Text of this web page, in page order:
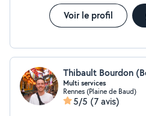
Voir le profil
Thibault Bourdon
Multi services
Rennes (Plaine de Baud)
5/5 (7 avis)